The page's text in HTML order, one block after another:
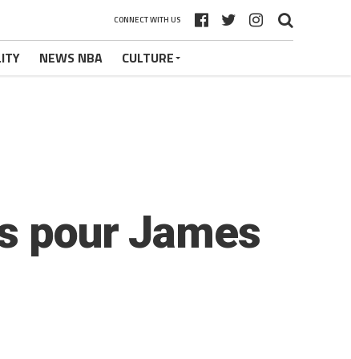
CONNECT WITH US
NEWS NBA CULTURE
pour James